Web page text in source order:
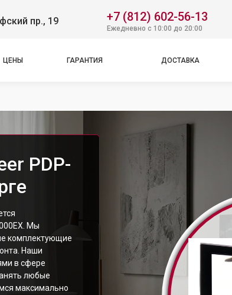
пр., 19 +7 (812) 602-56-13
Ежедневно с 10:00 до 20:00
ЦЕНЫ ГАРАНТИЯ ДОСТАВКА
PDP-
Мы
комплектующие
Наши
в сфере
любые
максимально